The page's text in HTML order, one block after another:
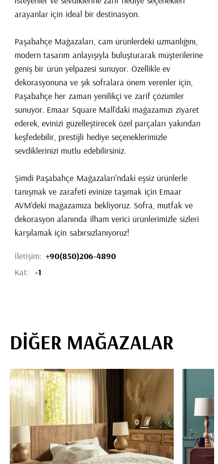
arayanlar için ideal bir destinasyon.
Paşabahçe Mağazaları, cam ürünlerdeki uzmanlığını,
modern tasarım anlayışıyla buluşturarak müşterilerine
geniş bir ürün yelpazesi sunuyor. Özellikle ev
dekorasyonuna ve şık sofralara önem verenler için,
Paşabahçe her zaman yenilikçi ve zarif çözümler
sunuyor. Emaar Square Mall'daki mağazamızı ziyaret
ederek, evinizi güzelleştirecek özel parçaları yakından
keşfedebilir, prestijli hediye seçeneklerimizle
sevdiklerinizi mutlu edebilirsiniz.
Şimdi Paşabahçe Mağazaları'ndaki eşsiz ürünlerle
tanışmak ve zarafeti evinize taşımak için Emaar
AVM'deki mağazamıza bekliyoruz. Sofra, mutfak ve
dekorasyon alanında ilham verici ürünlerimizle sizleri
karşılamak için sabırsızlanıyoruz!
İletişim: +90(850)206-4890
Kat:
-1
DİĞER MAĞAZALAR